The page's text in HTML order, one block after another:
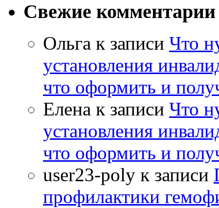
Свежие комментарии
Ольга к записи Что
установления
что оформить и
Елена к записи Что
установления
что оформить и
user23-poly к записи
профилактики